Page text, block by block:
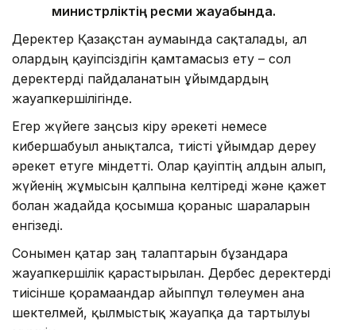
министрліктің ресми жауабында.
Деректер Қазақстан аумағында сақталады, ал
олардың қауіпсіздігін қамтамасыз ету – сол
деректерді пайдаланатын ұйымдардың
жауапкершілігінде.
Егер жүйеге заңсыз кіру әрекеті немесе
кибершабуыл анықталса, тиісті ұйымдар дереу
әрекет етуге міндетті. Олар қауіптің алдын алып,
жүйенің жұмысын қалпына келтіреді және қажет
болған жағдайда қосымша қорғаныс шараларын
енгізеді.
Сонымен қатар заң талаптарын бұзғандарға
жауапкершілік қарастырылған. Дербес деректерді
тиісінше қорғамағандар айыппұл төлеумен ғана
шектелмей, қылмыстық жауапқа да тартылуы